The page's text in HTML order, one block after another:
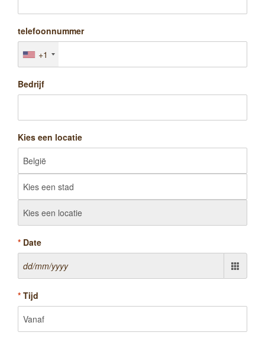
telefoonnummer
+1
Bedrijf
Kies een locatie
* Date
* Tijd